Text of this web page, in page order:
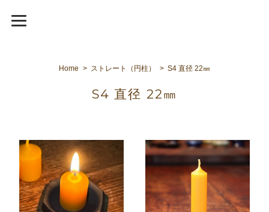
Home ストレート（円柱） S4 直径 22㎜
S4 直径 22㎜